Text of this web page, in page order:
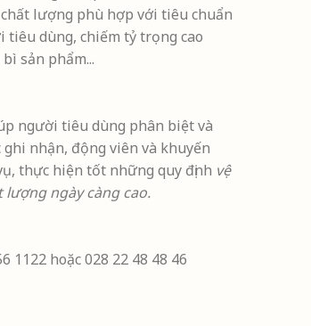
lượng phù hợp với tiêu chuẩn
tiêu dùng, chiếm tỷ trọng cao
sản phẩm...
người tiêu dùng phân biệt và
nhận, động viên và khuyến
thực hiện tốt những quy định vệ
ngày càng cao.
1122 hoặc 028 22 48 48 46